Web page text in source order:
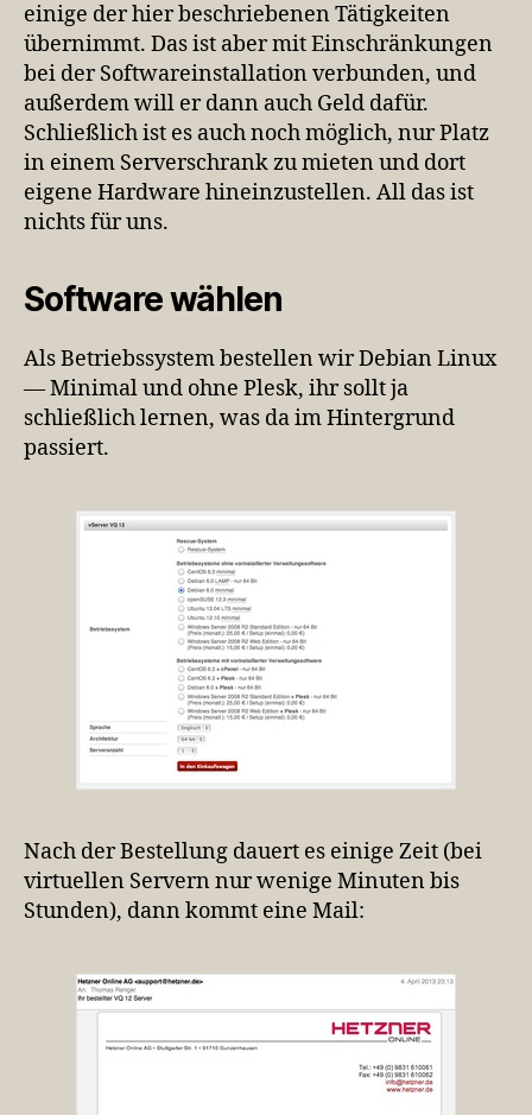
einige der hier beschriebenen Tätigkeiten
übernimmt. Das ist aber mit Einschränkungen
bei der Softwareinstallation verbunden, und
außerdem will er dann auch Geld dafür.
Schließlich ist es auch noch möglich, nur Platz
in einem Serverschrank zu mieten und dort
eigene Hardware hineinzustellen. All das ist
nichts für uns.
Software wählen
Als Betriebssystem bestellen wir Debian Linux
— Minimal und ohne Plesk, ihr sollt ja
schließlich lernen, was da im Hintergrund
passiert.
Nach der Bestellung dauert es einige Zeit (bei
virtuellen Servern nur wenige Minuten bis
Stunden), dann kommt eine Mail: